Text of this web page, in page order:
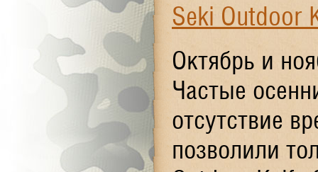
Seki Outdoor
Октябрь и
Частые
отсутствие
позволили